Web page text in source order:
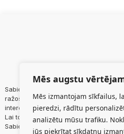
Mēs augstu
Mēs izmantojam sīkfailus,
pieredzi, rādītu
analizētu mūsu trafiku.
jūs piekrītat sīkdatņu
Sabiedrības mērķis ir maksimizēt
ražošanas efektivitāti, nodrošināt
intereses un vajadzības.
Lai to paveiktu, nepieciešama
Sabiedrību un tās Biedriem.